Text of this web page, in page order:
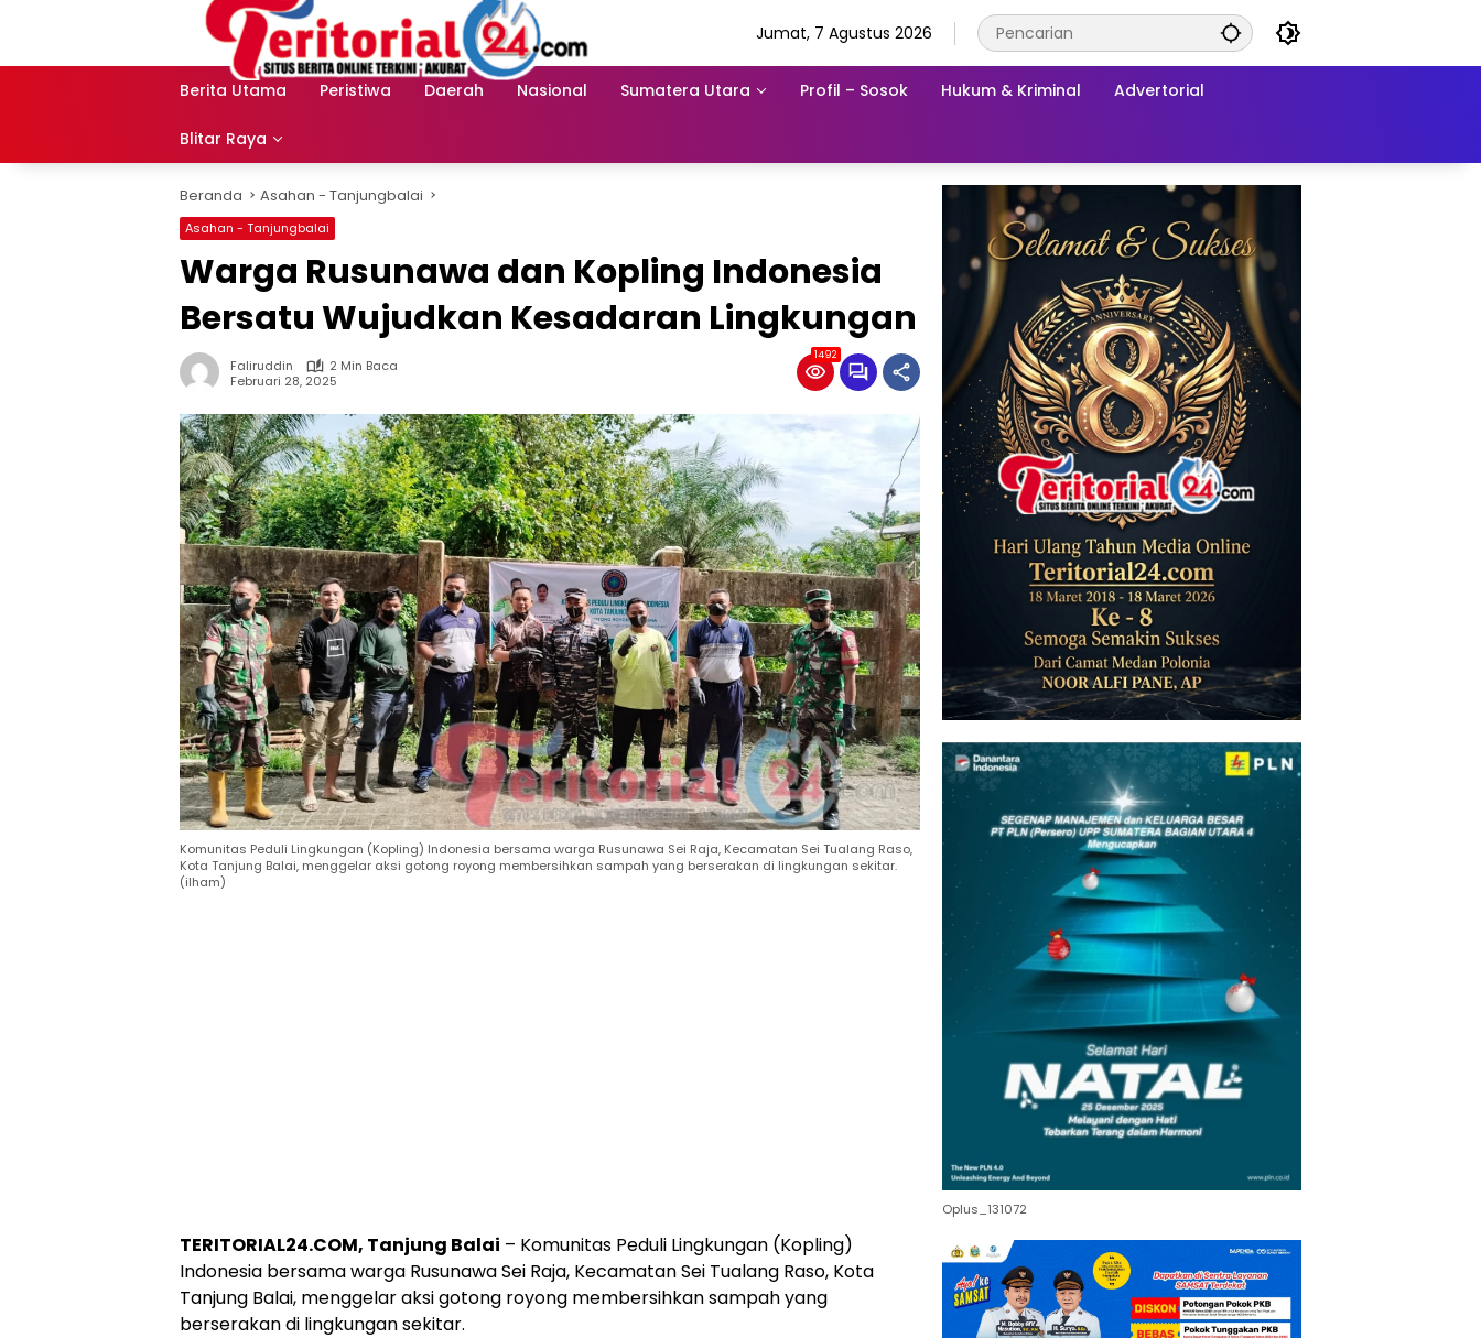
Jumat, 7 Agustus 2026
Berita Utama Peristiwa Daerah Nasional Sumatera Utara Profil – Sosok Hukum & Kriminal Advertorial
Blitar Raya
Beranda Asahan - Tanjungbalai
Asahan - Tanjungbalai
Warga Rusunawa dan Kopling Indonesia
Bersatu Wujudkan Kesadaran Lingkungan
Faliruddin
2 Min Baca
Februari 28, 2025
1492
Komunitas Peduli Lingkungan (Kopling) Indonesia bersama warga Rusunawa Sei Raja, Kecamatan Sei Tualang Raso,
Kota Tanjung Balai, menggelar aksi gotong royong membersihkan sampah yang berserakan di lingkungan sekitar.
(ilham)
TERITORIAL24.COM, Tanjung Balai – Komunitas Peduli Lingkungan (Kopling)
Indonesia bersama warga Rusunawa Sei Raja, Kecamatan Sei Tualang Raso, Kota
Tanjung Balai, menggelar aksi gotong royong membersihkan sampah yang
berserakan di lingkungan sekitar.
Oplus_131072